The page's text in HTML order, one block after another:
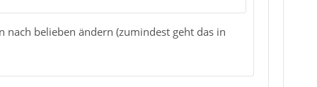
belieben ändern (zumindest geht das in